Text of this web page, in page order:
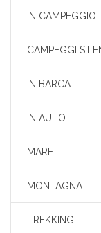
IN CAMPEGGIO
CAMPEGGI
IN BARCA
IN AUTO
MARE
MONTAGNA
TREKKING